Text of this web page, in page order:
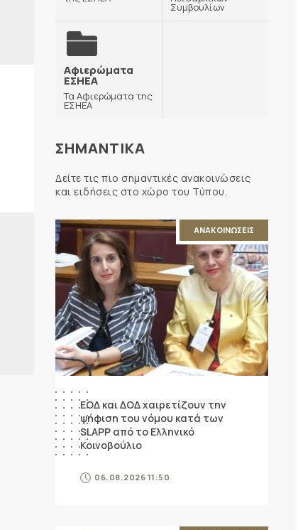
Συμβουλίων
Αφιερώματα
ΕΣΗΕΑ
Τα Αφιερώματα της
ΕΣΗΕΑ
ΣΗΜΑΝΤΙΚΑ
Δείτε τις πιο σημαντικές ανακοινώσεις
και ειδήσεις στο χώρο του Τύπου.
ΑΝΑΚΟΙΝΩΣΕΙΣ
ΕΟΔ και ΔΟΔ χαιρετίζουν την
ψήφιση του νόμου κατά των
SLAPP από το Ελληνικό
Κοινοβούλιο
06.08.2026 11:50